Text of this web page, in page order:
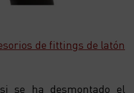
de fittings de latón
se ha desmontado el